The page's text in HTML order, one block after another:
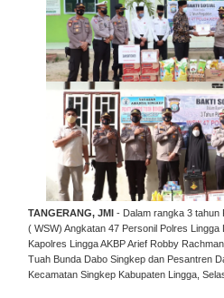
TANGERANG, JMI - Dalam rangka 3 tahun
( WSW) Angkatan 47 Personil Polres
Kapolres Lingga AKBP Arief Robby
Tuah Bunda Dabo Singkep dan Pesantren
Kecamatan Singkep Kabupaten Lingga,